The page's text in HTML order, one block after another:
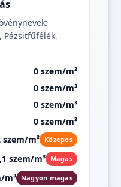
Pázsitfűfélék,
0 szem/m³
0 szem/m³
0 szem/m³
0 szem/m³
szem/m³ Közepes
szem/m³ Magas
m³ Nagyon magas